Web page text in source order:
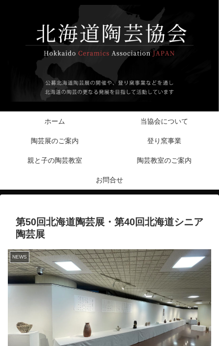
ホーム 当協会について
陶芸展のご案内 登り窯事業
親と子の陶芸教室 陶芸教室のご案内
お問合せ
第50回北海道陶芸展・第40回北海道シニア
陶芸展
NEWS